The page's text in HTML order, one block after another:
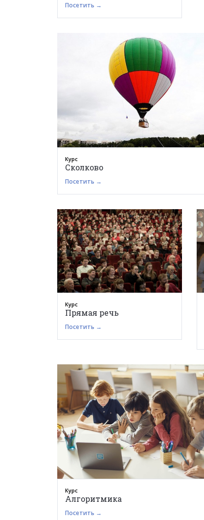
Посетить →
Курс
Сколково
Посетить →
Курс
Прямая речь
Посетить →
Курс
Алгоритмика
Посетить →